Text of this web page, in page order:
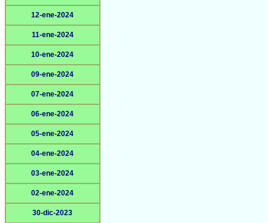
12-ene-2024
11-ene-2024
10-ene-2024
09-ene-2024
07-ene-2024
06-ene-2024
05-ene-2024
04-ene-2024
03-ene-2024
02-ene-2024
30-dic-2023